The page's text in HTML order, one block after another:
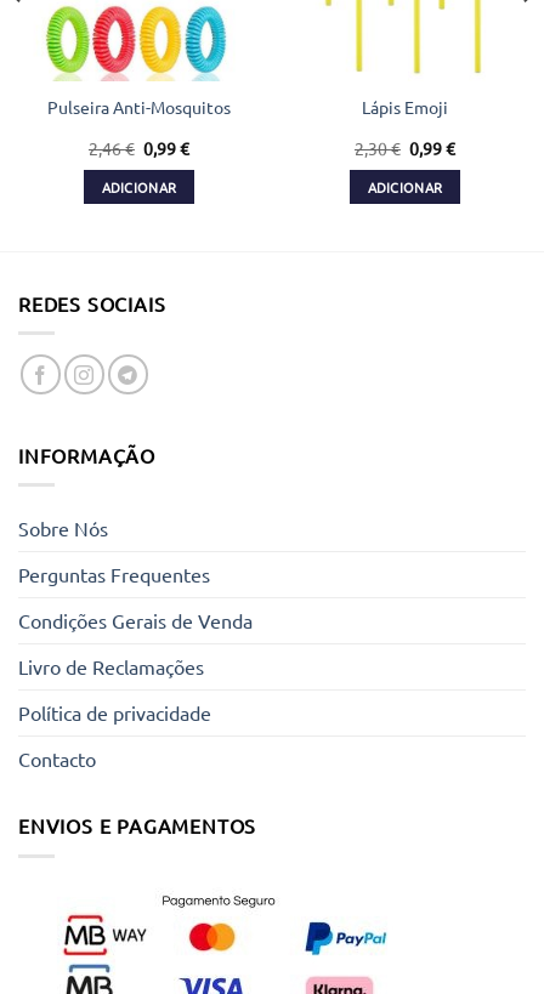
Pulseira Anti-Mosquitos
2,46€ O
preço
original
era:
2,46 €.
0,99€O
0,99 €.
ADICIONAR
Lápis Emoji
2,30€ O
preço
original
era:
2,30 €.
0,99€O
0,99 €.
ADICIONAR
REDES SOCIAIS
INFORMAÇÃO
Sobre Nós
Perguntas Frequentes
Condições Gerais de Venda
Livro de Reclamações
Política de privacidade
Contacto
ENVIOS E PAGAMENTOS